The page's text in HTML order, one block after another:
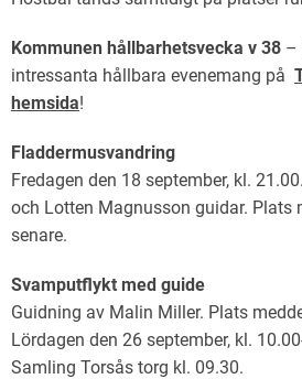
Kommunen hållbarhetsvecka v 38 –
intressanta hållbara evenemang på
hemsida!
Fladdermusvandring
Fredagen den 18 september, kl.
och Lotten Magnusson guidar. Plats
senare.
Svamputflykt med guide
Guidning av Malin Miller. Plats
Lördagen den 26 september, kl.
Samling Torsås torg kl. 09.30.